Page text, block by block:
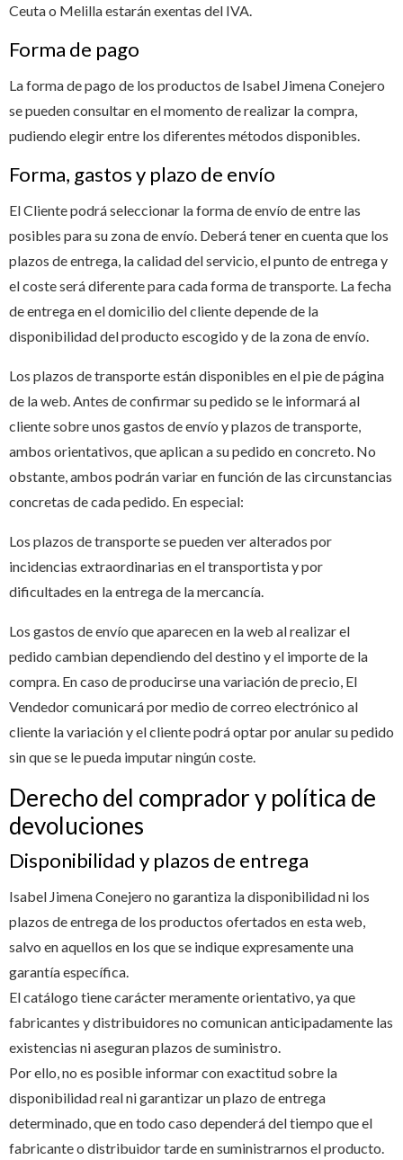
Ceuta o Melilla estarán exentas del IVA.
Forma de pago
La forma de pago de los productos de Isabel Jimena Conejero
se pueden consultar en el momento de realizar la compra,
pudiendo elegir entre los diferentes métodos disponibles.
Forma, gastos y plazo de envío
El Cliente podrá seleccionar la forma de envío de entre las
posibles para su zona de envío. Deberá tener en cuenta que los
plazos de entrega, la calidad del servicio, el punto de entrega y
el coste será diferente para cada forma de transporte. La fecha
de entrega en el domicilio del cliente depende de la
disponibilidad del producto escogido y de la zona de envío.
Los plazos de transporte están disponibles en el pie de página
de la web. Antes de confirmar su pedido se le informará al
cliente sobre unos gastos de envío y plazos de transporte,
ambos orientativos, que aplican a su pedido en concreto. No
obstante, ambos podrán variar en función de las circunstancias
concretas de cada pedido. En especial:
Los plazos de transporte se pueden ver alterados por
incidencias extraordinarias en el transportista y por
dificultades en la entrega de la mercancía.
Los gastos de envío que aparecen en la web al realizar el
pedido cambian dependiendo del destino y el importe de la
compra. En caso de producirse una variación de precio, El
Vendedor comunicará por medio de correo electrónico al
cliente la variación y el cliente podrá optar por anular su pedido
sin que se le pueda imputar ningún coste.
Derecho del comprador y política de
devoluciones
Disponibilidad y plazos de entrega
Isabel Jimena Conejero no garantiza la disponibilidad ni los
plazos de entrega de los productos ofertados en esta web,
salvo en aquellos en los que se indique expresamente una
garantía específica.
El catálogo tiene carácter meramente orientativo, ya que
fabricantes y distribuidores no comunican anticipadamente las
existencias ni aseguran plazos de suministro.
Por ello, no es posible informar con exactitud sobre la
disponibilidad real ni garantizar un plazo de entrega
determinado, que en todo caso dependerá del tiempo que el
fabricante o distribuidor tarde en suministrarnos el producto.